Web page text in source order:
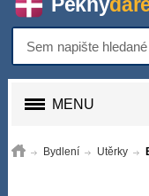
MENU
Bydlení Utěrky